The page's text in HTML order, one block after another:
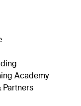
Academy
Partners